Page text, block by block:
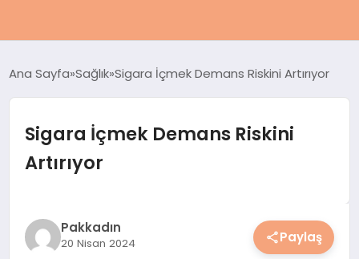
KADIN
SAĞLIK
SPOR & FITNESS
Ana Sayfa Sağlık Sigara İçmek Demans Riskini Artırıyor
Sigara İçmek Demans Riskini
Artırıyor
Pakkadın
20 Nisan 2024 Paylaş